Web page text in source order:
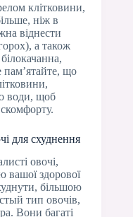
клітковини,
ніж в
віднести
а також
пам’ятайте, що
води, щоб
для схуднення
овочі,
вашої здорової
більшою
тип овочів,
Вони багаті